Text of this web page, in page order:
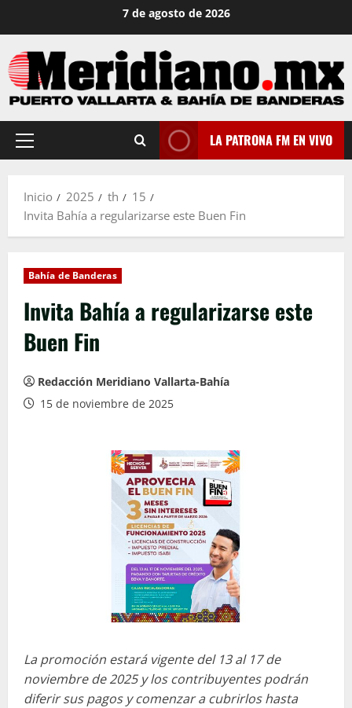
contenido
7 de agosto de 2026
Menú
LA PATRONA FM EN VIVO
Inicio 2025 th
15
Invita Bahía a regularizarse este Buen Fin
Bahía de Banderas
Invita Bahía a regularizarse este
Buen Fin
Redacción Meridiano Vallarta-Bahía
15 de noviembre de 2025
La promoción estará vigente del 13 al 17 de
noviembre de 2025 y los contribuyentes podrán
diferir sus pagos y comenzar a cubrirlos hasta